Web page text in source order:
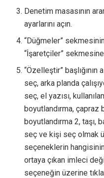
Denetim masasının
ayarlarını açın.
“Düğmeler”
“İşaretçiler” sekmesine
“Özelleştir” başlığının
seç, arka planda
seç, el yazısı,
boyutlandırma, çapraz
boyutlandırma 2, taşı,
seç ve kişi seç olmak
seçeneklerin
ortaya çıkan imleci
seçeneğin üzerine